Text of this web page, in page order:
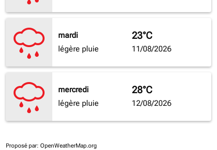
mardi
légère pluie
23°C
11/08/2026
mercredi
légère pluie
28°C
12/08/2026
Proposé par: OpenWeatherMap.org